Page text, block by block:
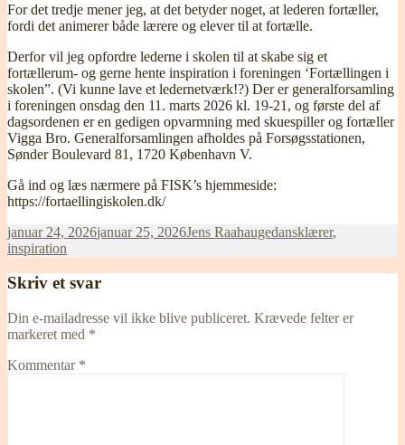
For det tredje mener jeg, at det betyder noget, at lederen fortæller,
fordi det animerer både lærere og elever til at fortælle.
Derfor vil jeg opfordre lederne i skolen til at skabe sig et
fortællerum- og gerne hente inspiration i foreningen ‘Fortællingen i
skolen”. (Vi kunne lave et ledernetværk!?) Der er generalforsamling
i foreningen onsdag den 11. marts 2026 kl. 19-21, og første del af
dagsordenen er en gedigen opvarmning med skuespiller og fortæller
Vigga Bro. Generalforsamlingen afholdes på Forsøgsstationen,
Sønder Boulevard 81, 1720 København V.
Gå ind og læs nærmere på FISK’s hjemmeside:
https://fortaellingiskolen.dk/
Udgivet
i
januar 24, 2026januar 25, 2026Forfatter
Jens RaahaugeKategorier
dansklærer,
inspiration
Skriv et svar
Din e-mailadresse vil ikke blive publiceret. Krævede felter er
markeret med *
Kommentar *